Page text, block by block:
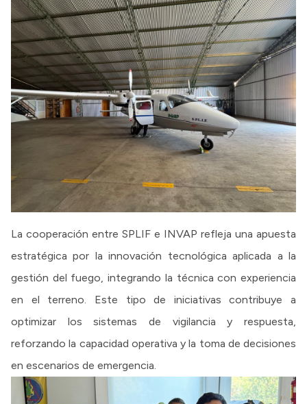
La cooperación entre SPLIF e INVAP refleja una apuesta
estratégica por la innovación tecnológica aplicada a la
gestión del fuego, integrando la técnica con experiencia
en el terreno. Este tipo de iniciativas contribuye a
optimizar los sistemas de vigilancia y respuesta,
reforzando la capacidad operativa y la toma de decisiones
en escenarios de emergencia.